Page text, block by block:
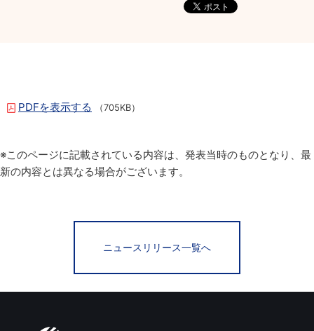
PDFを表示する （705KB）
※このページに記載されている内容は、発表当時のものとなり、最
新の内容とは異なる場合がございます。
ニュースリリース一覧へ